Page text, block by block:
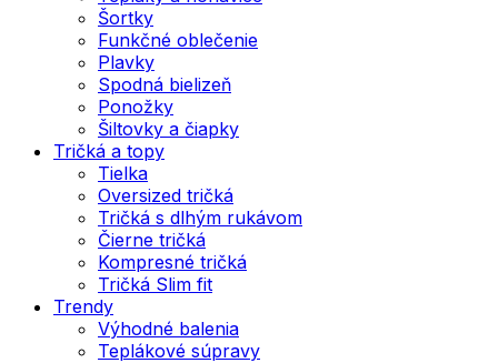
Šortky
Funkčné oblečenie
Plavky
Spodná bielizeň
Ponožky
Šiltovky a čiapky
Tričká a topy
Tielka
Oversized tričká
Tričká s dlhým rukávom
Čierne tričká
Kompresné tričká
Tričká Slim fit
Trendy
Výhodné balenia
Teplákové súpravy